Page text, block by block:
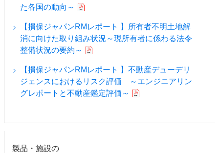
た各国の動向～
【損保ジャパンRMレポート 】所有者不明土地解
消に向けた取り組み状況～現所有者に係わる法令
整備状況の要約～
【損保ジャパンRMレポート 】不動産デューデリ
ジェンスにおけるリスク評価 ～エンジニアリン
グレポートと不動産鑑定評価～
製品・施設の